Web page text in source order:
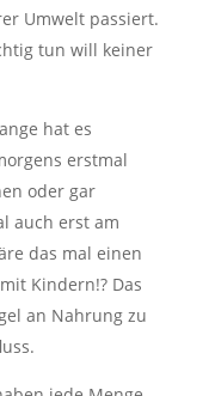
Umwelt passiert.
tun will keiner
hat es
erstmal
oder gar
auch erst am
das mal einen
Kindern!? Das
an Nahrung zu